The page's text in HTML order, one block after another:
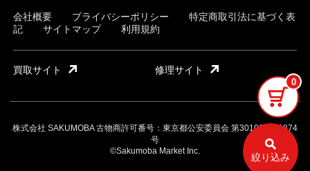
0
絞り込み
会社概要 プライバシーポリシー
特定商取引法に基づく表
記
サイトマップ 利用規約
買取サイト 修理サイト
株式会社 SAKUMOBA 古物商許可番号：東京都公安委員会 第301032121874
号
©Sakumoba Market Inc.